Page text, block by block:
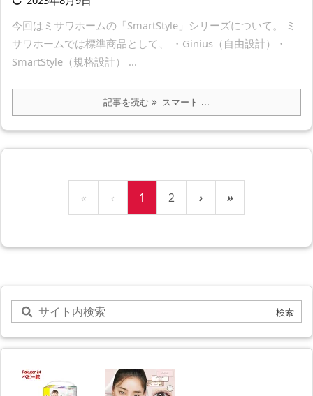
今回はミサワホームの「SmartStyle」シリーズについて。 ミ
サワホームでは標準商品として、 ・Ginius（自由設計）・
SmartStyle（規格設計） ...
記事を読む スマート ...
« ‹ 1 2 › »